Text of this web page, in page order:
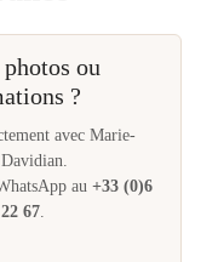
ou
?
avec Marie-
au+33 (0)6
67.